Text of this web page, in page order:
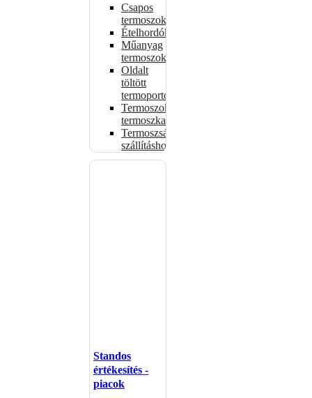
Csapos
termoszok
Ételhordók
Műanyag
termoszok
Oldalt
töltött
termoportok
Termoszok,
termoszkannák
Termoszsákok
szállításhoz
Standos
értékesítés -
piacok